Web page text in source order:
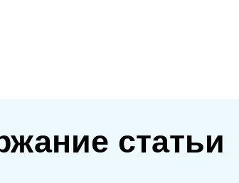
статьи